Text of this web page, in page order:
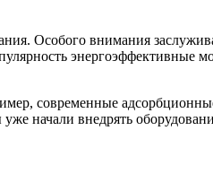
Особого внимания
энергоэффективные
современные
начали внедрять